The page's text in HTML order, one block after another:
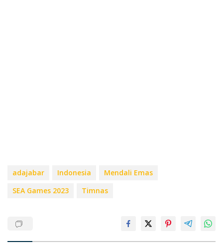
adajabar Indonesia
Mendali Emas
SEA Games 2023
Timnas